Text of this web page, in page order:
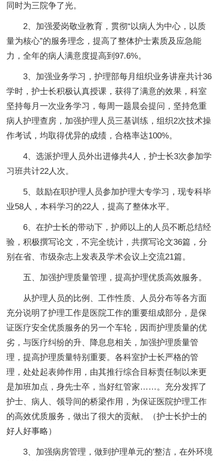
同时为三院争了光。
2、加强爱岗敬业教育，贯彻“以病人为中心，以质
量为核心”的服务理念，提高了整体护士素质及应急能
力，全年的病人满意度提高到97.6%。
3、加强业务学习，护理部每月组织业务讲座共计36
学时，护士长积极认真授课，获得了满意的效果，科室
坚持每月一次业务学习，每周一题晨会提问，坚持危重
病人护理查房，加强护理人员三基训练，组织2次技术操
作考试，均取得优异的成绩，合格率达100%。
4、选派护理人员外出进修共4人，护士长3次参加学
习班共计22人次。
5、鼓励在职护理人员参加护理大专学习，现专科毕
业58人，本科学习的22人，提高了整体水平。
6、在护士长的带动下，护师以上的人员不断总结经
验，积极撰写论文，不完全统计，共撰写论文36篇，分
别在省、市级杂志上发表及学术会议上交流21篇。
五、加强护理质量管理，提高护理优质高效服务。
从护理人员的比例、工作性质、人员分布等各方面
充分说明了护理工作是医院工作的重要组成部分，是保
证医疗安全优质服务的另一个车轮，因而护理质量的优
劣，与医疗纠纷的升、降息息相关，加强护理质量管
理，提高护理质量特别重要。各科室护士长严格的管
理，处处起表帅作用，由其推行综合目标责任制以来更
是加班加点，身先士卒，当好红管家……。充分发挥了
护士、病人、领导间的桥梁作用，为保证医院护理工作
的高效优质服务，做出了很大的贡献。（护士长护士的
好人好事略）
3、加强病房管理，做到护理单元的'整洁，在外环境